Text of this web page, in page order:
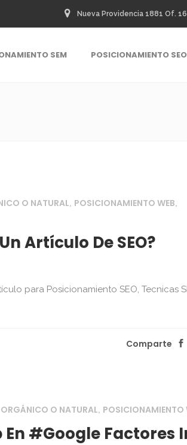
Nueva Providencia 1881 Of.
SEM POSICIONAMIENTO SEO
O NATURAL, POSICIONAMIENTO WEB,
Artículo De SEO?
para Posicionamiento SEO, Tecnicas
Comparte
O NATURAL, POSICIONAMIENTO
#Google Factores